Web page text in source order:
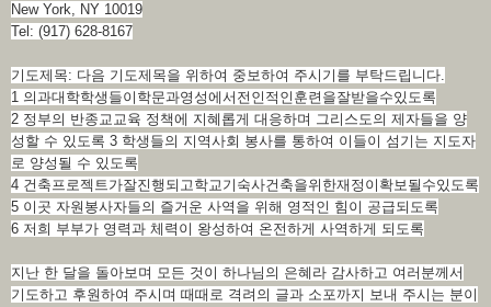
New York, NY 10019
Tel: (917) 628-8167
기도제목: 다음 기도제목을 위하여 중보하여 주시기를 부탁드립니다.
1 의과대학학생들이학문과영성에서전인적인훈련을잘받을수있도록
2 정부의 반종교교육 정책에 지혜롭게 대응하며 그리스도의 제자들을 양
성할 수 있도록 3 학생들의 지역사회 봉사를 통하여 이들이 섬기는 지도자
로 양성될 수 있도록
4 건축프로젝트가잘진행되고학교기숙사건축을위한재정이확보될수있도록
5 이곳 자원봉사자들의 즐거운 사역을 위해 영적인 힘이 공급되도록
6 저희 부부가 영력과 체력이 왕성하여 온전하게 사역하게 되도록
지난 한 달을 돌아보며 모든 것이 하나님의 은혜라 감사하고 여러분께서
기도하고 후원하여 주시며 때때로 격려의 글과 소포까지 보내 주시는 분이